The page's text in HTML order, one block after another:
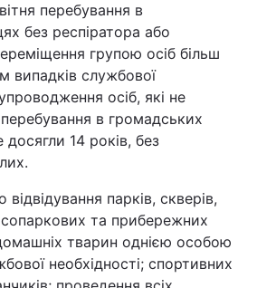
перебування в
без респіратора або
групою осіб більш
випадків службової
осіб, які не
в громадських
досягли 14 років, без
парків, скверів,
та прибережних
тварин однією особою
необхідності; спортивних